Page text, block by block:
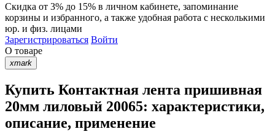
Скидка от 3% до 15% в личном кабинете, запоминание
корзины и избранного, а также удобная работа с несколькими
юр. и физ. лицами
Зарегистрироваться Войти
О товаре
xmark
Купить Контактная лента пришивная
20мм лиловый 20065: характеристики,
описание, применение